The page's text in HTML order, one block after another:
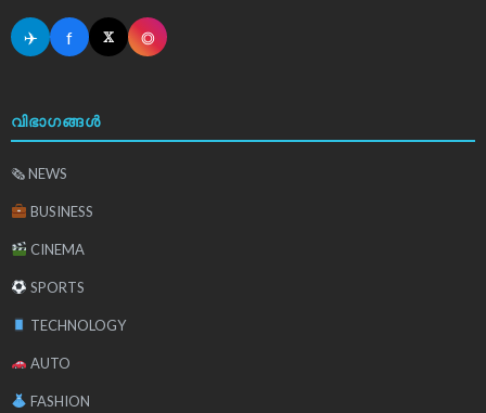
✈ f 𝕏 ◎
വിഭാഗങ്ങൾ
🗞 NEWS
BUSINESS
CINEMA
SPORTS
TECHNOLOGY
AUTO
FASHION